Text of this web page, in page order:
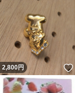
2,800円